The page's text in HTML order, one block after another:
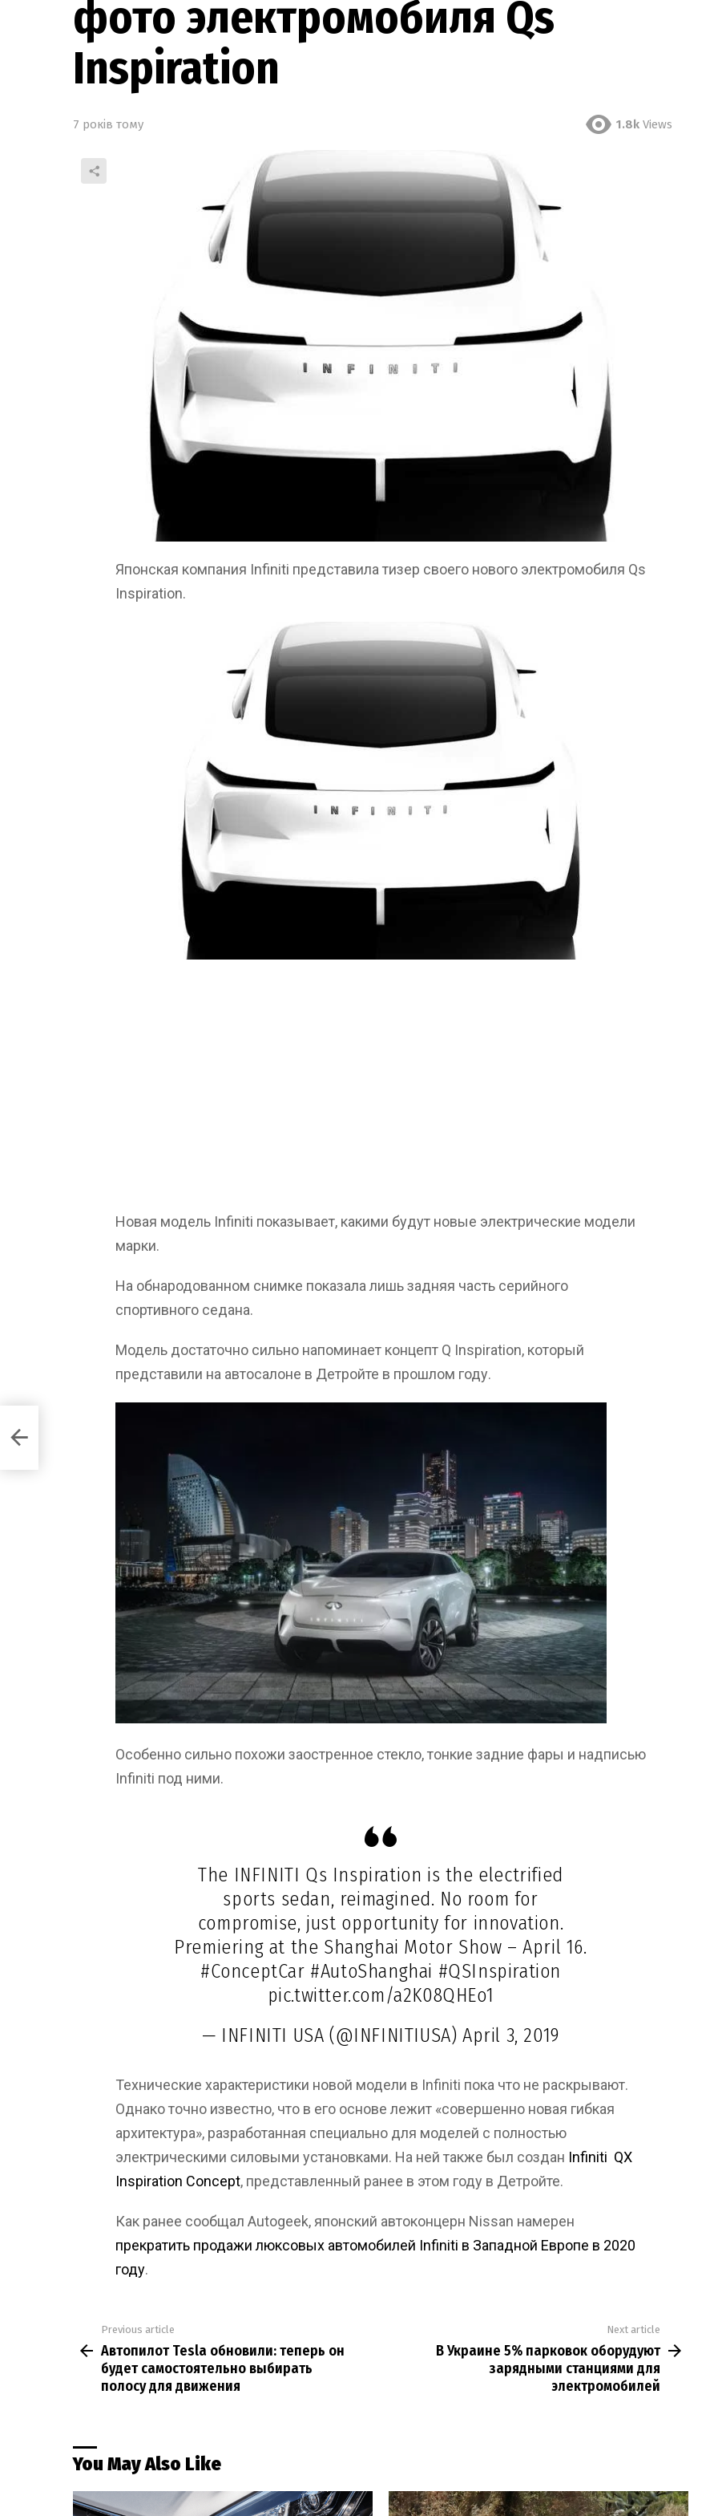
фото электромобиля Qs
Inspiration
7 років тому 1.8k Views
Японская компания Infiniti представила тизер своего нового электромобиля Qs
Inspiration.
Новая модель Infiniti показывает, какими будут новые электрические модели
марки.
На обнародованном снимке показала лишь задняя часть серийного
спортивного седана.
Модель достаточно сильно напоминает концепт Q Inspiration, который
представили на автосалоне в Детройте в прошлом году.
Особенно сильно похожи заостренное стекло, тонкие задние фары и надписью
Infiniti под ними.
The INFINITI Qs Inspiration is the electrified
sports sedan, reimagined. No room for
compromise, just opportunity for innovation.
Premiering at the Shanghai Motor Show – April 16.
#ConceptCar #AutoShanghai #QSInspiration
pic.twitter.com/a2K08QHEo1
— INFINITI USA (@INFINITIUSA)April 3, 2019
Технические характеристики новой модели в Infiniti пока что не раскрывают.
Однако точно известно, что в его основе лежит «совершенно новая гибкая
архитектура», разработанная специально для моделей с полностью
электрическими силовыми установками. На ней также был создан Infiniti QX
Inspiration Concept, представленный ранее в этом году в Детройте.
Как ранее сообщал Autogeek, японский автоконцерн Nissan намерен
прекратить продажи люксовых автомобилей Infiniti в Западной Европе в 2020
году.
more
Previous article
Автопилот Tesla обновили: теперь он
будет самостоятельно выбирать
полосу для движения
Next article
В Украине 5% парковок оборудуют
зарядными станциями для
электромобилей
You May Also Like